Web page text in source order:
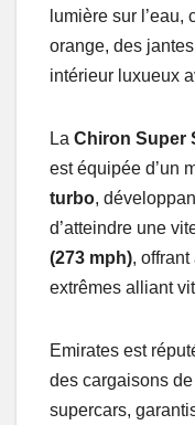
lumière sur
orange, des
intérieur luxueux
La Chiron Super
est équipée d’un
turbo,
d’atteindre une
(273 mph),
extrêmes alliant
Emirates est
des cargaisons
supercars,